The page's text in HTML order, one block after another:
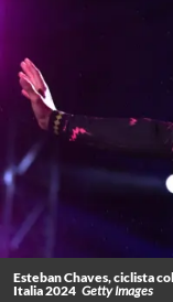
Esteban Chaves, ciclista
Italia 2024 Getty Images